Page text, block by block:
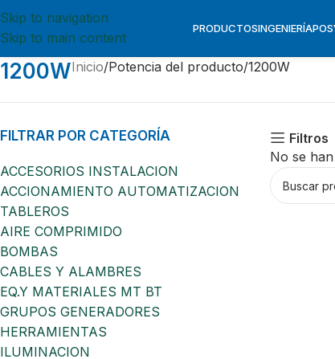
Skip to navigation
Skip to main content
PRODUCTOSINGENIERÍA
1200WInicio Potencia del producto 1200W
FILTRAR POR CATEGORÍA
ACCESORIOS INSTALACION
ACCIONAMIENTO AUTOMATIZACION
TABLEROS
AIRE COMPRIMIDO
BOMBAS
CABLES Y ALAMBRES
EQ.Y MATERIALES MT BT
GRUPOS GENERADORES
HERRAMIENTAS
ILUMINACION
Filtros
No se